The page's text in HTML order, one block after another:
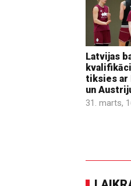
Latvijas
tiksies ar
un
31. marts,